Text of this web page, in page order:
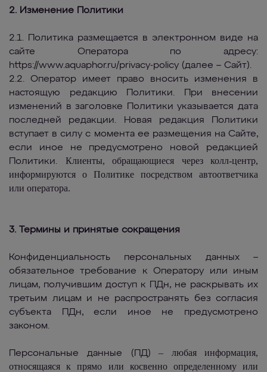
2. Изменение Политики
2.1. Политика размещается в электронном виде на
сайте Оператора по адресу:
https://www.aquaphor.ru/privacy-policy (далее – Сайт).
2.2. Оператор имеет право вносить изменения в
настоящую редакцию Политики. При внесении
изменений в заголовке Политики указывается дата
последней редакции. Новая редакция Политики
вступает в силу с момента ее размещения на Сайте,
если иное не предусмотрено новой редакцией
Политики.
Клиенты, обращающиеся через колл-центр,
информируются о Политике посредством автоответчика
или оператора.
3. Термины и принятые сокращения
Конфиденциальность персональных данных –
обязательное требование к Оператору или иным
лицам, получившим доступ к ПДн, не раскрывать их
третьим лицам и не распространять без согласия
субъекта ПДн, если иное не предусмотрено
законом.
Персональные данные (ПД) – любая информация,
относящаяся к прямо или косвенно определенному или